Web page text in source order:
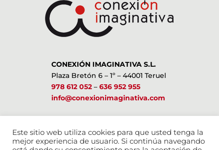
CONEXIÓN IMAGINATIVA S.L.
Plaza Bretón 6 – 1º – 44001 Teruel
978 612 052– 636 952 955
info@conexionimaginativa.com
Este sitio web utiliza cookies para que usted tenga la
mejor experiencia de usuario. Si continúa navegando